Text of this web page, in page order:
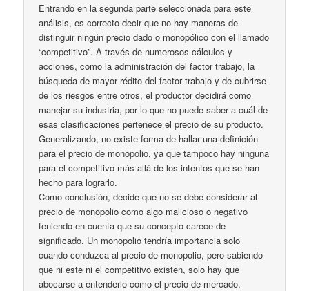
Entrando en la segunda parte seleccionada para este
análisis, es correcto decir que no hay maneras de
distinguir ningún precio dado o monopólico con el llamado
“competitivo”. A través de numerosos cálculos y
acciones, como la administración del factor trabajo, la
búsqueda de mayor rédito del factor trabajo y de cubrirse
de los riesgos entre otros, el productor decidirá como
manejar su industria, por lo que no puede saber a cuál de
esas clasificaciones pertenece el precio de su producto.
Generalizando, no existe forma de hallar una definición
para el precio de monopolio, ya que tampoco hay ninguna
para el competitivo más allá de los intentos que se han
hecho para lograrlo.
Como conclusión, decide que no se debe considerar al
precio de monopolio como algo malicioso o negativo
teniendo en cuenta que su concepto carece de
significado. Un monopolio tendría importancia solo
cuando conduzca al precio de monopolio, pero sabiendo
que ni este ni el competitivo existen, solo hay que
abocarse a entenderlo como el precio de mercado.